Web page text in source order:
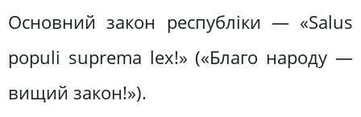
Основний закон республіки — «Salus
populi suprema lex!» («Благо народу —
вищий закон!»).